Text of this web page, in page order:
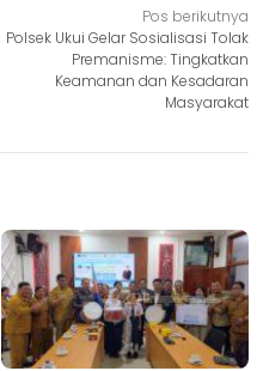
Pos berikutnya
Polsek Ukui Gelar Sosialisasi Tolak
Premanisme: Tingkatkan
Keamanan dan Kesadaran
Masyarakat